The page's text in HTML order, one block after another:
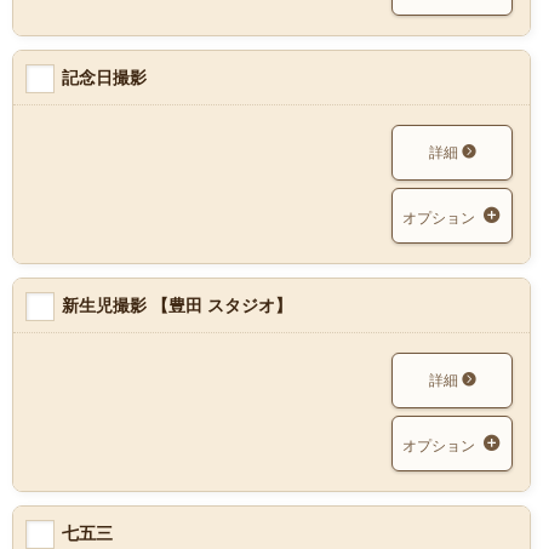
記念日撮影
詳細
オプション
新生児撮影 【豊田 スタジオ】
詳細
オプション
七五三